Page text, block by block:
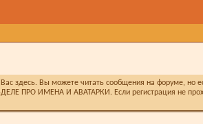
Вы можете читать сообщения на форуме, но
ПРО ИМЕНА И АВАТАРКИ. Если регистрация не